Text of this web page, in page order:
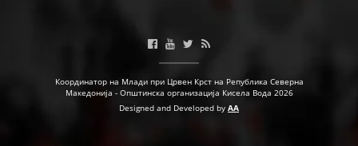
Координатор на Млади при Црвен Крст на Република Северна
Македонија - Општинска организација Кисела Вода 2026
Designed and Developed by AA